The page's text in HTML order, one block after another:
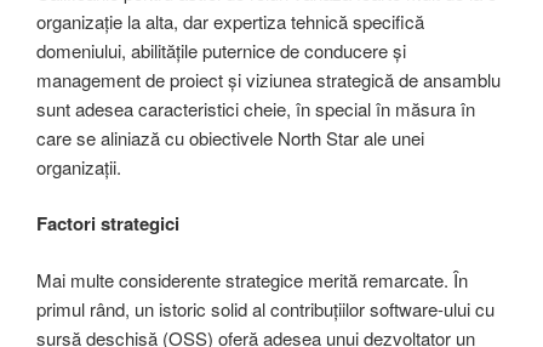
organizație la alta, dar expertiza tehnică specifică
domeniului, abilitățile puternice de conducere și
management de proiect și viziunea strategică de ansamblu
sunt adesea caracteristici cheie, în special în măsura în
care se aliniază cu obiectivele North Star ale unei
organizații.
Factori strategici
Mai multe considerente strategice merită remarcate. În
primul rând, un istoric solid al contribuțiilor software-ului cu
sursă deschisă (OSS) oferă adesea unui dezvoltator un